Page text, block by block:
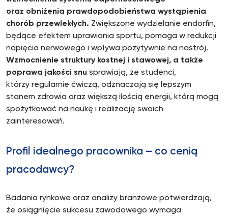
oraz obniżenia prawdopodobieństwa wystąpienia
chorób przewlekłych. Zwiększone wydzielanie endorfin,
będące efektem uprawiania sportu, pomaga w redukcji
napięcia nerwowego i wpływa pozytywnie na nastrój.
Wzmocnienie struktury kostnej i stawowej, a także
poprawa jakości snu sprawiają, że studenci,
którzy regularnie ćwiczą, odznaczają się lepszym
stanem zdrowia oraz większą ilością energii, którą mogą
spożytkować na naukę i realizację swoich
zainteresowań.
Profil idealnego pracownika – co cenią
pracodawcy?
Badania rynkowe oraz analizy branżowe potwierdzają,
że osiągnięcie sukcesu zawodowego wymaga